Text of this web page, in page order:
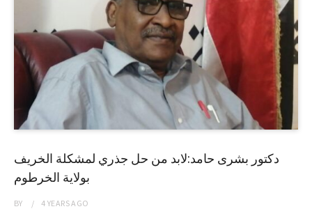
دكتور بشرى حامد:لابد من حل جذري لمشكلة الخريف
بولاية الخرطوم
BY 4 YEARSAGO